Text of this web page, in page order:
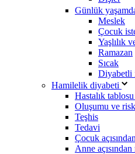
Günlük
Meslek
Çocuk
Yaşlılık
Ramazan
Sıcak
Diyabetli
Hamilelik diyabeti
Hastalık
Oluşumu ve
Teşhis
Tedavi
Çocuk
Anne